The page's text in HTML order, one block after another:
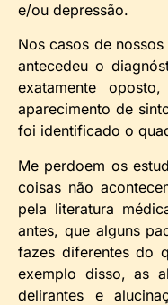
e/ou depressão.
Nos casos de
antecedeu o
exatamente
aparecimento de
foi identificado o
Me perdoem os
coisas não
pela literatura
antes, que alguns
fazes diferentes do
exemplo disso, as
delirantes e